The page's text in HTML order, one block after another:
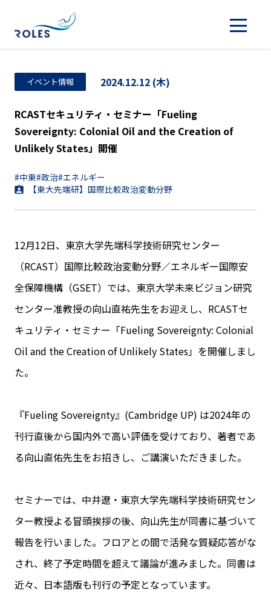
イベント情報 2024.12.12 (木)
RCASTセキュリティ・セミナー「Fueling
Sovereignty: Colonial Oil and the Creation of
Unlikely States」開催
#中東#政治#エネルギー
【東大先端研】国際比較政治変動分野
12月12日、東京大学先端科学技術研究センター
（RCAST）国際比較政治変動分野／エネルギー国際安
全保障機構（GSET）では、東京大学未来ビジョン研究
センター准教授の向山直祐先生をお迎えし、RCASTセ
キュリティ・セミナー「Fueling Sovereignty: Colonial
Oil and the Creation of Unlikely States」を開催しまし
た。
『Fueling Sovereignty』(Cambridge UP) は2024年の
刊行直後から国内外で高い評価を受けており、著者であ
る向山直佑先生をお招きし、ご講演いただきました。
セミナーでは、中井遼・東京大学先端科学技術研究セン
ター教授よる冒頭挨拶の後、向山先生が同書に基づいて
報告を行いました。フロアとの間で活発な質疑応答がな
され、終了予定時間を超えて議論が進みました。同書は
近々、日本語版も刊行の予定となっています。